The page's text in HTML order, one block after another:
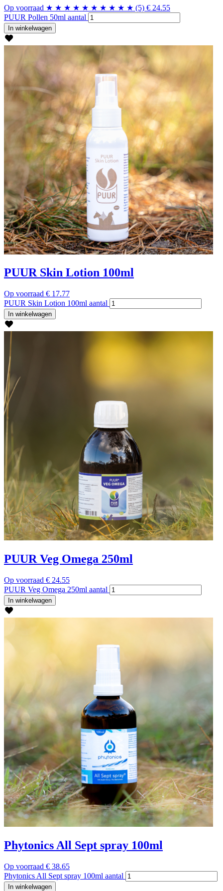
Op voorraad ★ ★ ★ ★ ★ ★ ★ ★ ★ ★ (5) € 24.55
PUUR Pollen 50ml aantal
In winkelwagen
PUUR Skin Lotion 100ml
Op voorraad € 17.77
PUUR Skin Lotion 100ml aantal
In winkelwagen
PUUR Veg Omega 250ml
Op voorraad € 24.55
PUUR Veg Omega 250ml aantal
In winkelwagen
Phytonics All Sept spray 100ml
Op voorraad € 38.65
Phytonics All Sept spray 100ml aantal
In winkelwagen